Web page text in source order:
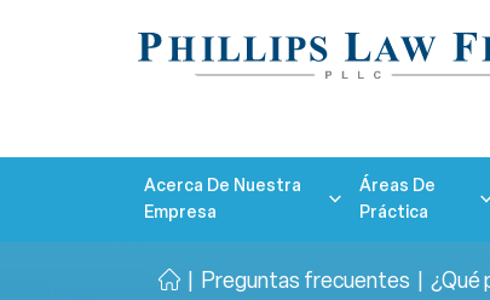
Acerca De Nuestra
Empresa
Áreas De
Práctica
Ini
Preguntas frecuentes ¿Qué